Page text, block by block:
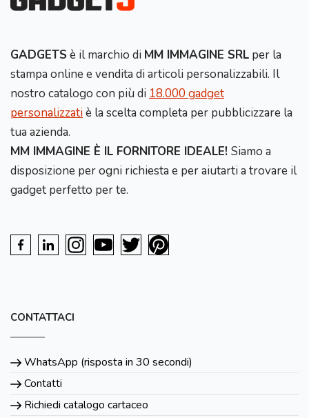
GADGETS è il marchio di MM IMMAGINE SRL per la
stampa online e vendita di articoli personalizzabili. Il
nostro catalogo con più di 18.000 gadget
personalizzatiè la scelta completa per pubblicizzare la
tua azienda.
MM IMMAGINE È IL FORNITORE IDEALE! Siamo a
disposizione per ogni richiesta e per aiutarti a trovare il
gadget perfetto per te.
CONTATTACI
WhatsApp (risposta in 30 secondi)
Contatti
Richiedi catalogo cartaceo